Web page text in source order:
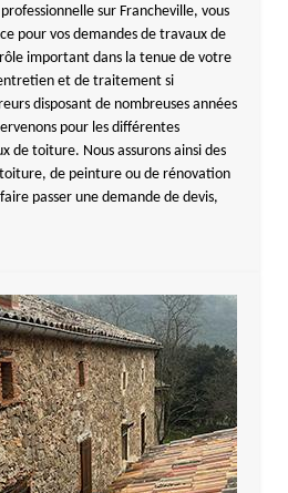
sur Francheville, vous
pour vos demandes de travaux de
important dans la tenue de votre
et de traitement si
disposant de nombreuses années
pour les différentes
de toiture. Nous assurons ainsi des
de peinture ou de rénovation
passer une demande de devis,